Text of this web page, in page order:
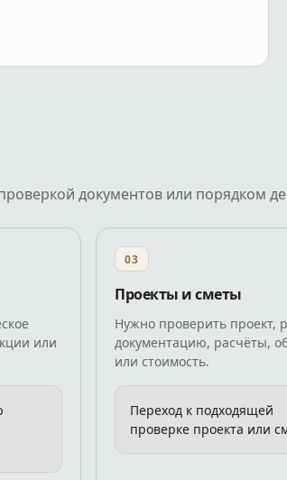
документов или порядком
или
03
Проекты и сметы
Нужно проверить проект,
документацию, расчёты,
или стоимость.
Переход к подходящей
проверке проекта или